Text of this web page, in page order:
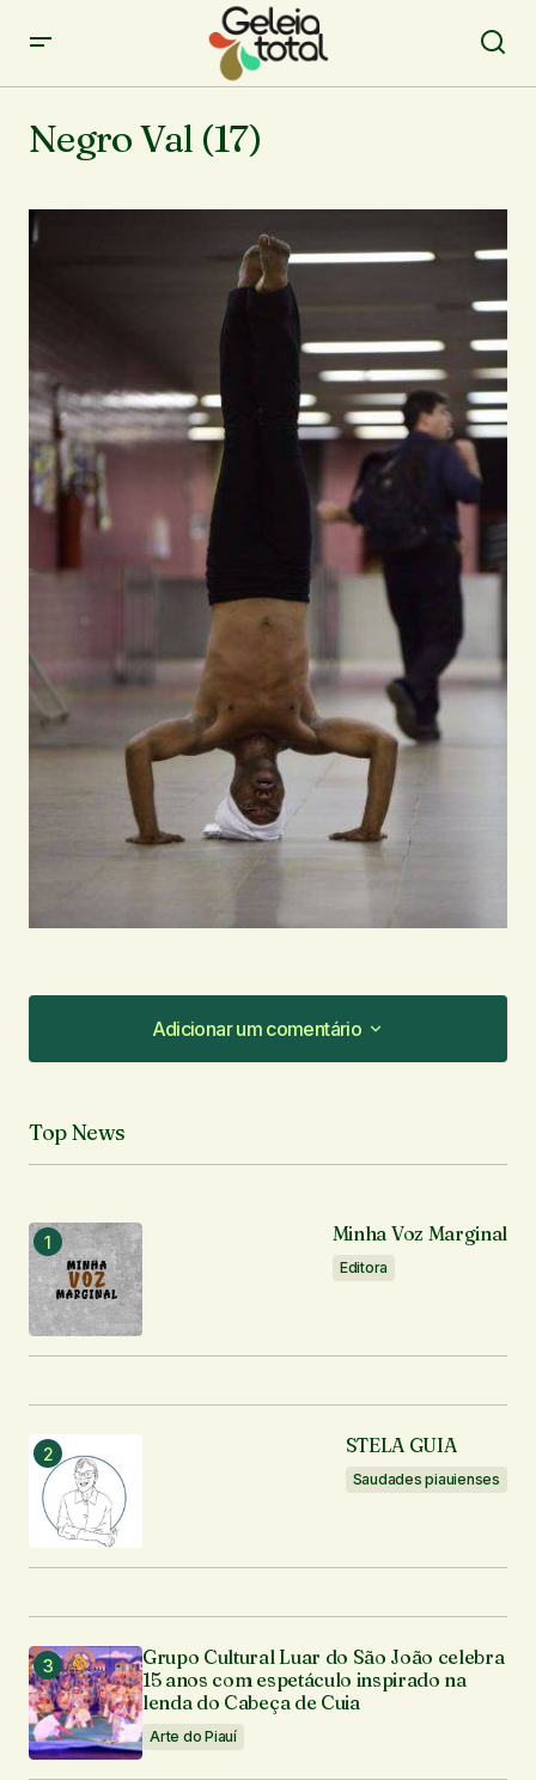
Negro Val (17)
Adicionar um comentário
Adicionar um comentário
O seu endereço de e-mail não será publicado.
Comentário
Seu nome*
Seu e-mail
Enviar comentário
Top News
Minha Voz Marginal
Editora
STELA GUIA
Saudades piauienses
Grupo Cultural Luar do São João celebra
15 anos com espetáculo inspirado na
lenda do Cabeça de Cuia
Arte do Piauí